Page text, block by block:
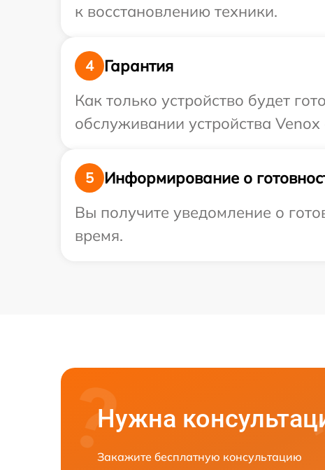
к восстановлению техники.
4
Гарантия
Как только устройство будет
обслуживании устройства Venox
5
Информирование о
Вы получите уведомление о
время.
Нужна
Закажите бесплатную консультацию